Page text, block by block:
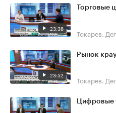
23:38
Торговые
Токарев.
23:52
Рынок
Токарев.
Цифровые